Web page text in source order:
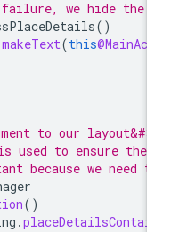
failure, we hide the
.makeText(this
to our
is used to ensure the
because we
.